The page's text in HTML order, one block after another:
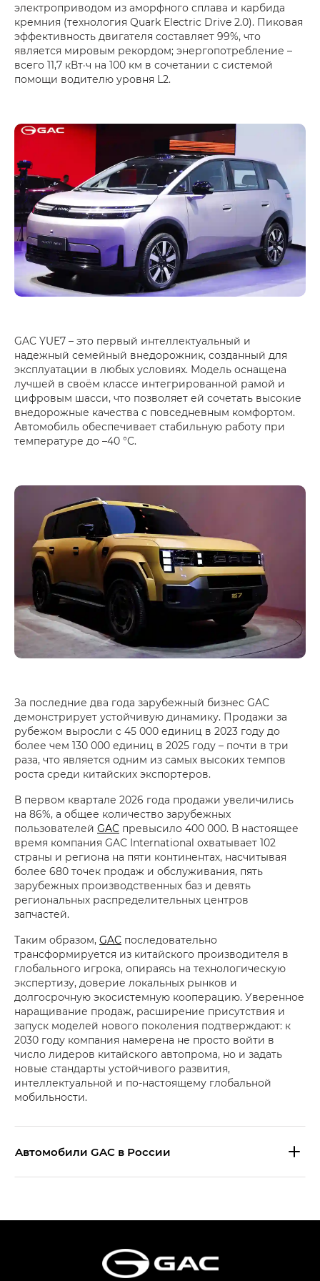
электроприводом из аморфного сплава и карбида
кремния (технология Quark Electric Drive 2.0). Пиковая
эффективность двигателя составляет 99%, что
является мировым рекордом; энергопотребление –
всего 11,7 кВт·ч на 100 км в сочетании с системой
помощи водителю уровня L2.
GAC YUE7 – это первый интеллектуальный и
надежный семейный внедорожник, созданный для
эксплуатации в любых условиях. Модель оснащена
лучшей в своём классе интегрированной рамой и
цифровым шасси, что позволяет ей сочетать высокие
внедорожные качества с повседневным комфортом.
Автомобиль обеспечивает стабильную работу при
температуре до –40 °C.
За последние два года зарубежный бизнес GAC
демонстрирует устойчивую динамику. Продажи за
рубежом выросли с 45 000 единиц в 2023 году до
более чем 130 000 единиц в 2025 году – почти в три
раза, что является одним из самых высоких темпов
роста среди китайских экспортеров.
В первом квартале 2026 года продажи увеличились
на 86%, а общее количество зарубежных
пользователей GAC превысило 400 000. В настоящее
время компания GAC International охватывает 102
страны и региона на пяти континентах, насчитывая
более 680 точек продаж и обслуживания, пять
зарубежных производственных баз и девять
региональных распределительных центров
запчастей.
Таким образом, GAC последовательно
трансформируется из китайского производителя в
глобального игрока, опираясь на технологическую
экспертизу, доверие локальных рынков и
долгосрочную экосистемную кооперацию. Уверенное
наращивание продаж, расширение присутствия и
запуск моделей нового поколения подтверждают: к
2030 году компания намерена не просто войти в
число лидеров китайского автопрома, но и задать
новые стандарты устойчивого развития,
интеллектуальной и по-настоящему глобальной
мобильности.
Aвтомобили GAC в России
Эс Икс ПРЕМИУМ — SX PREMIUM
S7 — Эс 7 (S7) в комплектациях
Эс Икс ПРЕМИУМ — SX PREMIUM, Эс Тэ — ST